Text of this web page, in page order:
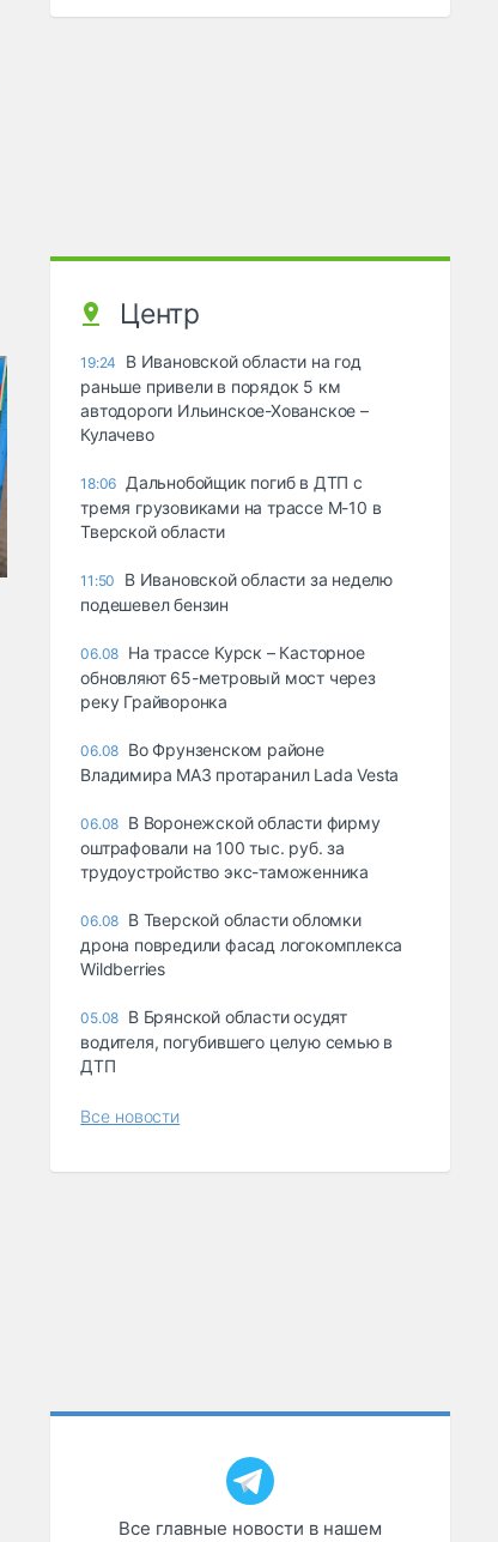
Центр
19:24
В Ивановской области на год
раньше привели в порядок 5 км
автодороги Ильинское-Хованское –
Кулачево
18:06 Дальнобойщик погиб в ДТП с
тремя грузовиками на трассе М-10 в
Тверской области
11:50
В Ивановской области за неделю
подешевел бензин
06.08 На трассе Курск – Касторное
обновляют 65-метровый мост через
реку Грайворонка
06.08 Во Фрунзенском районе
Владимира МАЗ протаранил Lada Vesta
06.08 В Воронежской области фирму
оштрафовали на 100 тыс. руб. за
трудоустройство экс-таможенника
06.08 В Тверской области обломки
дрона повредили фасад логокомплекса
Wildberries
05.08 В Брянской области осудят
водителя, погубившего целую семью в
ДТП
Все новости
Все главные новости в нашем